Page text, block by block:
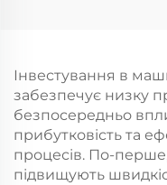
Інвестування в
забезпечує низку
безпосередньо
прибутковість та
процесів. По-
підвищують